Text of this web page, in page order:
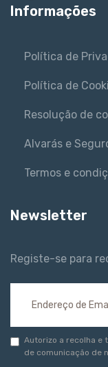
Informações
Política de
Política de
Resolução de
Alvarás e
Termos e
Newsletter
Registe-se para
Autorizo a recolha e
de comunicação de